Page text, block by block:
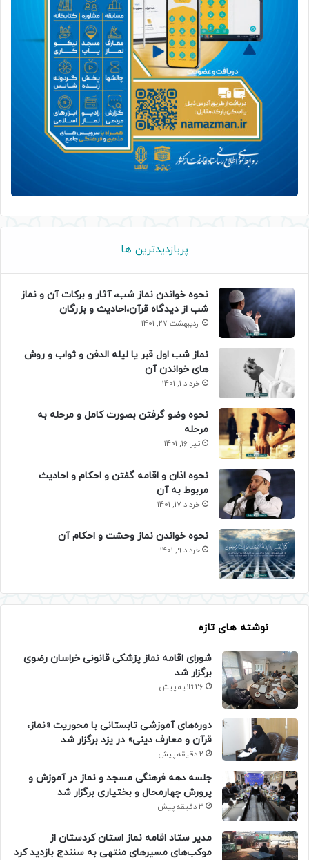
پربازدیدترین ها
نحوه خواندن نماز شب، آثار و برکات آن و نماز
شب از دیدگاه قرآن،احادیث و بزرگان
اردیبهشت 27, 1401
نماز شب اول قبر یا لیله الدفن و ثواب و روش
های خواندن آن
خرداد 1, 1401
نحوه وضو گرفتن بصورت کامل و مرحله به
مرحله
تیر 16, 1401
نحوه اذان و اقامه گفتن و احکام و احادیث
مربوط به آن
خرداد 17, 1401
نحوه خواندن نماز وحشت و احکام آن
خرداد 9, 1401
نوشته های تازه
شورای اقامه نماز پزشکی قانونی خراسان رضوی
برگزار شد
26 ثانیه پیش
دوره‌های آموزشی تابستانی با محوریت «نماز،
قرآن و معارف دینی» در یزد برگزار شد
2 دقیقه پیش
جلسه دهه فرهنگی مسجد و نماز در آموزش و
پرورش چهارمحال و بختیاری برگزار شد
3 دقیقه پیش
مدیر ستاد اقامه نماز استان کردستان از
موکب‌های مسیرهای منتهی به سنندج بازدید کرد